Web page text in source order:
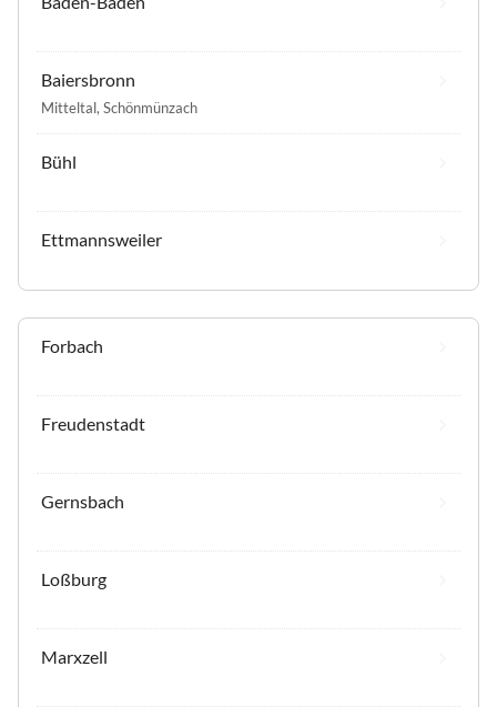
Baiersbronn
Mitteltal, Schönmünzach
Bühl
Ettmannsweiler
Forbach
Freudenstadt
Gernsbach
Loßburg
Marxzell